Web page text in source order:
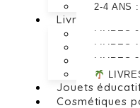
2-4 ANS
Livres
LIVRES
LIVRES
LIVRES
Jouets
Cosmétiques